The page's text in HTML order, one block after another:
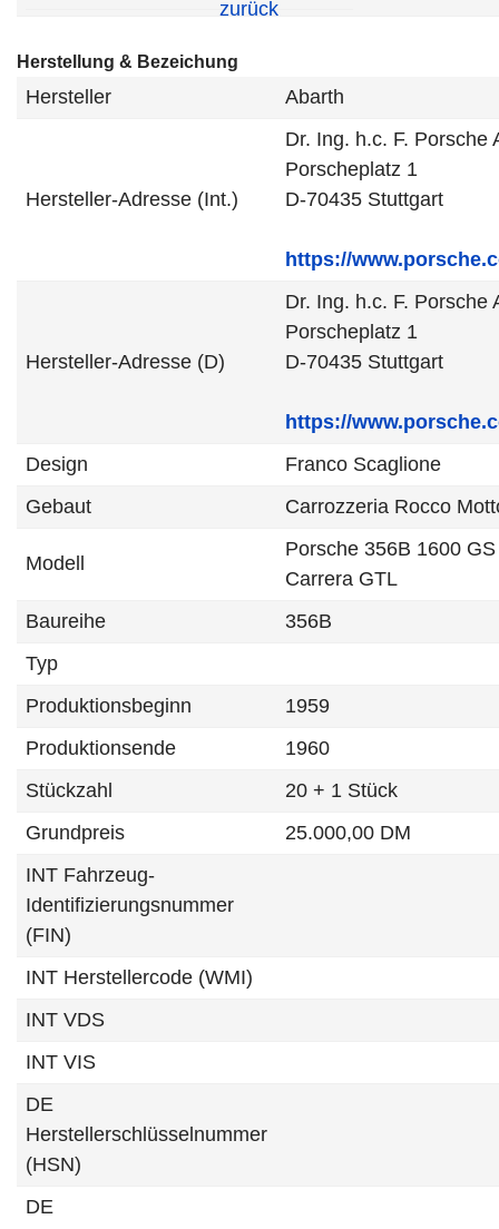
Herstellung & Bezeichung
Hersteller Abarth
Hersteller-Adresse (Int.)
Dr. Ing. h.c. F. Porsche
Porscheplatz 1
D-70435 Stuttgart
https://
Hersteller-Adresse (D)
Dr. Ing. h.c. F. Porsche
Porscheplatz 1
D-70435 Stuttgart
https://
Design
Franco Scaglione
Gebaut
Carrozzeria Rocco
Modell
Porsche 356B 1600 GS
Carrera GTL
Baureihe
356B
Typ
Produktionsbeginn
1959
Produktionsende
1960
Stückzahl
20 + 1 Stück
Grundpreis
25.000,00 DM
INT Fahrzeug-
Identifizierungsnummer
(FIN)
INT Herstellercode (WMI)
INT VDS
INT VIS
DE
Herstellerschlüsselnummer
(HSN)
DE